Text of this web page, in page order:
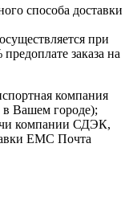
способа доставки
при
заказа на
компания
Вашем городе);
компании СДЭК,
ЕМС Почта